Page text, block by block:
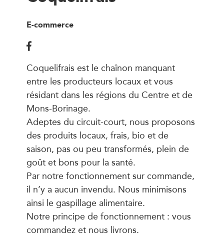
E-commerce
Coquelifrais est le chaînon manquant
entre les producteurs locaux et vous
résidant dans les régions du Centre et de
Mons-Borinage.
Adeptes du circuit-court, nous proposons
des produits locaux, frais, bio et de
saison, pas ou peu transformés, plein de
goût et bons pour la santé.
Par notre fonctionnement sur commande,
il n’y a aucun invendu. Nous minimisons
ainsi le gaspillage alimentaire.
Notre principe de fonctionnement : vous
commandez et nous livrons.